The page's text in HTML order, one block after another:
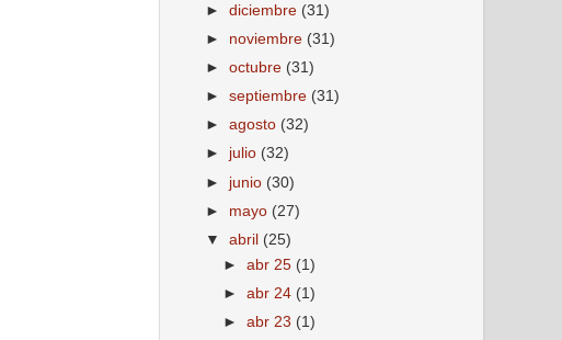
►diciembre (31)
► noviembre (31)
►octubre (31)
►septiembre (31)
►agosto (32)
► julio (32)
► junio (30)
► mayo (27)
▼abril (25)
►abr 25 (1)
►abr 24 (1)
►abr 23 (1)